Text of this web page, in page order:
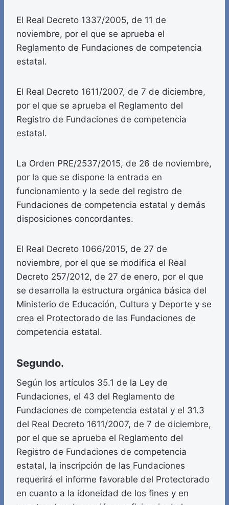
El Real Decreto 1337/2005, de 11 de
noviembre, por el que se aprueba el
Reglamento de Fundaciones de competencia
estatal.
El Real Decreto 1611/2007, de 7 de diciembre,
por el que se aprueba el Reglamento del
Registro de Fundaciones de competencia
estatal.
La Orden PRE/2537/2015, de 26 de noviembre,
por la que se dispone la entrada en
funcionamiento y la sede del registro de
Fundaciones de competencia estatal y demás
disposiciones concordantes.
El Real Decreto 1066/2015, de 27 de
noviembre, por el que se modifica el Real
Decreto 257/2012, de 27 de enero, por el que
se desarrolla la estructura orgánica básica del
Ministerio de Educación, Cultura y Deporte y se
crea el Protectorado de las Fundaciones de
competencia estatal.
Segundo.
Según los artículos 35.1 de la Ley de
Fundaciones, el 43 del Reglamento de
Fundaciones de competencia estatal y el 31.3
del Real Decreto 1611/2007, de 7 de diciembre,
por el que se aprueba el Reglamento del
Registro de Fundaciones de competencia
estatal, la inscripción de las Fundaciones
requerirá el informe favorable del Protectorado
en cuanto a la idoneidad de los fines y en